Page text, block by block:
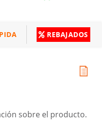
REBAJADOS
sobre el producto.